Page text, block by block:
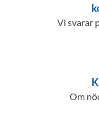
Vi svarar
Om